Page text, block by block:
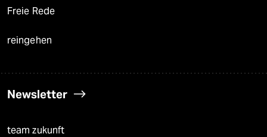
Freie Rede
reingehen
Newsletter
team zukunft